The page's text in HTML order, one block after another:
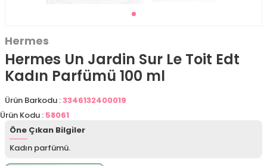
Hermes
Hermes Un Jardin Sur Le Toit Edt
Kadın Parfümü 100 ml
Ürün Barkodu :3346132400019
Ürün Kodu : 58061
Öne Çıkan Bilgiler
Kadın parfümü.